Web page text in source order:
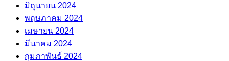
มิถุนายน 2024
พฤษภาคม 2024
เมษายน 2024
มีนาคม 2024
กุมภาพันธ์ 2024